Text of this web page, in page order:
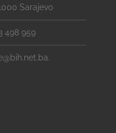
Sarajevo
498 959